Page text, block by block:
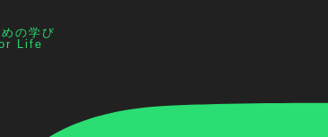
の学び
Life